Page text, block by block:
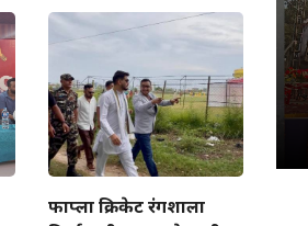
फाप्ला क्रिकेट रंगशाला